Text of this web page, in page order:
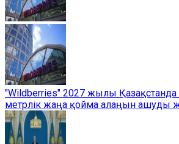
"Wildberries" 2027 жылы
метрлік жаңа қойма алаңын ашуды